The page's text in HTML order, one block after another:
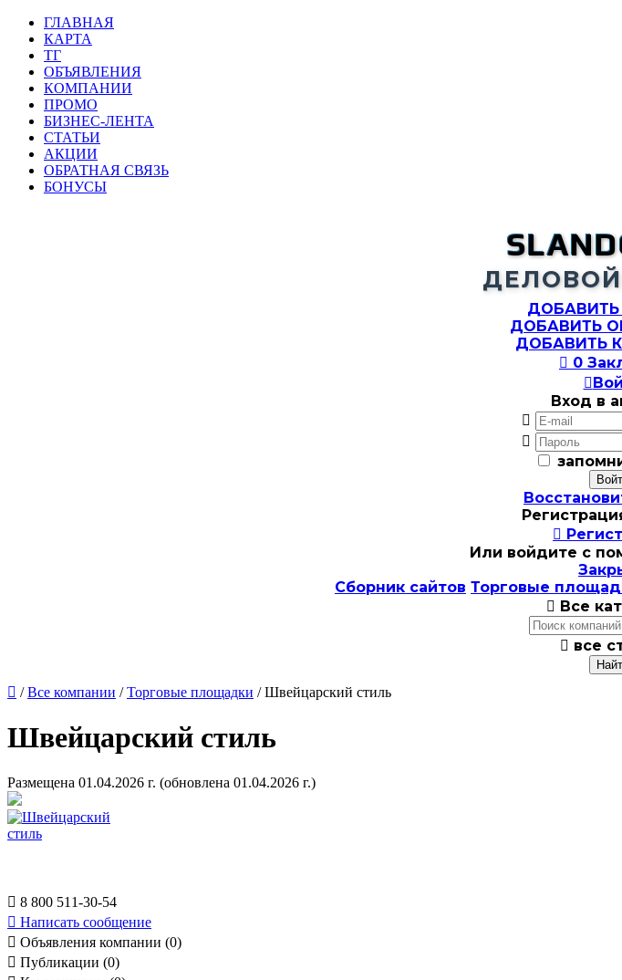
ГЛАВНАЯ
КАРТА
ТГ
ОБЪЯВЛЕНИЯ
КОМПАНИИ
ПРОМО
БИЗНЕС-ЛЕНТА
СТАТЬИ
АКЦИИ
ОБРАТНАЯ СВЯЗЬ
БОНУСЫ
ДОБАВИТЬ
ДОБАВИТЬ
ДОБАВИТЬ
 0

Вход в



Или войдите с
Сборник сайтов Торговые
 Все
 все
 /Все компании /Торговые площадки / Швейцарский стиль
Швейцарский стиль
Размещена 01.04.2026 г. (обновлена 01.04.2026 г.)
 8 800 511-30-54
 Написать сообщение
 Объявления компании (0)
 Публикации (0)